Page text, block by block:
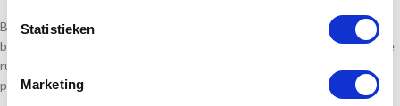
Statistieken
Marketing
Bij Sportprijzen Nederland
bestelt u eenvoudig padel prijzen, trofeeën,
bekers en medailles voor iedere competitie of evenement. Dankzij onze
ruime voorraad kunnen wij snel leveren. Bovendien verzorgen wij het
personaliseren volledig in eigen huis.